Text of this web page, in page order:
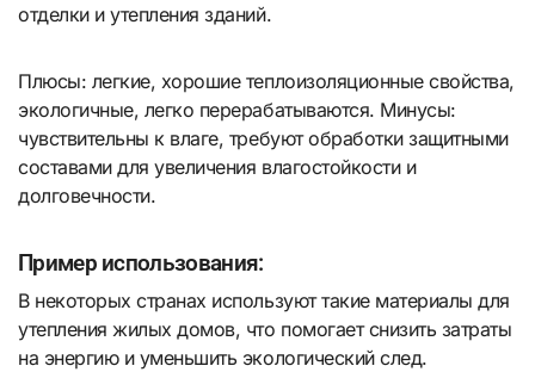
отделки и утепления зданий.
Плюсы: легкие, хорошие теплоизоляционные свойства,
экологичные, легко перерабатываются. Минусы:
чувствительны к влаге, требуют обработки защитными
составами для увеличения влагостойкости и
долговечности.
Пример использования:
В некоторых странах используют такие материалы для
утепления жилых домов, что помогает снизить затраты
на энергию и уменьшить экологический след.